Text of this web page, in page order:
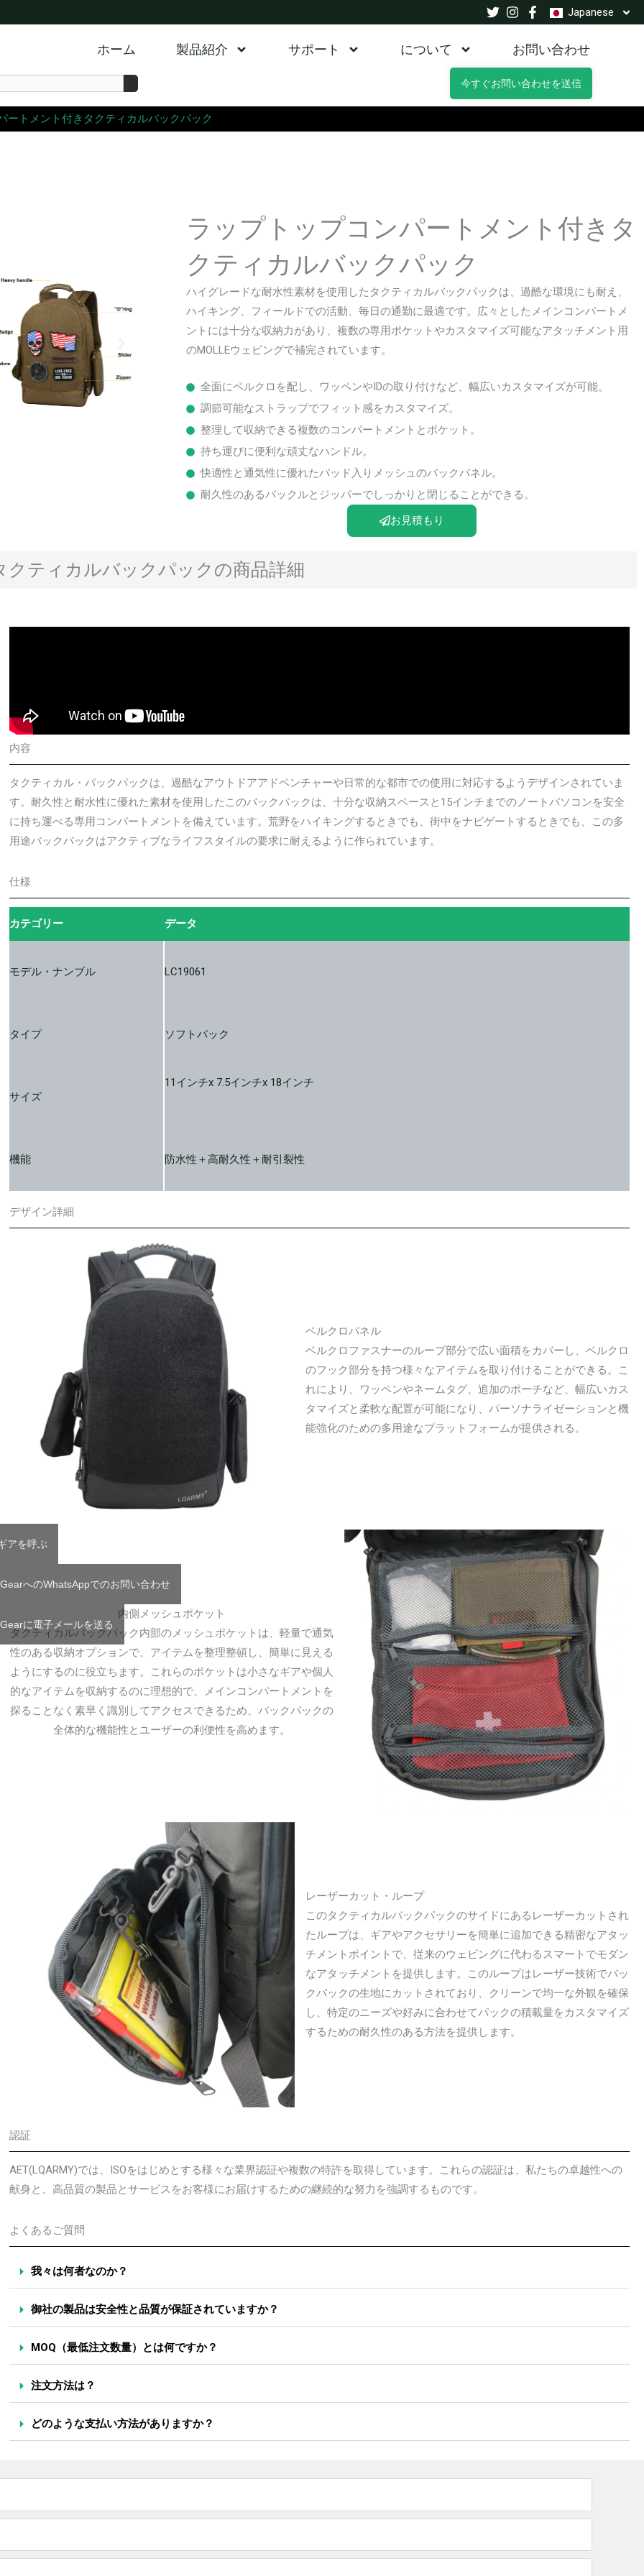
Japanese
ホーム 製品紹介 サポート について お問い合わせ
今すぐお問い合わせを送信
ートメント付きタクティカルバックパック
ラップトップコンパートメント付きタ
クティカルバックパック
ハイグレードな耐水性素材を使用したタクティカルバックパックは、過酷な環境にも耐え、
ハイキング、フィールドでの活動、毎日の通勤に最適です。広々としたメインコンパートメ
ントには十分な収納力があり、複数の専用ポケットやカスタマイズ可能なアタッチメント用
のMOLLEウェビングで補完されています。
全面にベルクロを配し、ワッペンやIDの取り付けなど、幅広いカスタマイズが可能。
調節可能なストラップでフィット感をカスタマイズ。
整理して収納できる複数のコンパートメントとポケット。
持ち運びに便利な頑丈なハンドル。
快適性と通気性に優れたパッド入りメッシュのバックパネル。
耐久性のあるバックルとジッパーでしっかりと閉じることができる。
お見積もり
ティカルバックパックの商品詳細
内容
タクティカル・バックパックは、過酷なアウトドアアドベンチャーや日常的な都市での使用に対応するようデザインされていま
す。耐久性と耐水性に優れた素材を使用したこのバックパックは、十分な収納スペースと15インチまでのノートパソコンを安全
に持ち運べる専用コンパートメントを備えています。荒野をハイキングするときでも、街中をナビゲートするときでも、この多
用途バックパックはアクティブなライフスタイルの要求に耐えるように作られています。
仕様
カテゴリー データ
モデル・ナンブル LC19061
タイプ ソフトバック
サイズ
11インチx 7.5インチx 18インチ
機能 防水性＋高耐久性＋耐引裂性
デザイン詳細
ベルクロパネル
ベルクロファスナーのループ部分で広い面積をカバーし、ベルクロ
のフック部分を持つ様々なアイテムを取り付けることができる。こ
れにより、ワッペンやネームタグ、追加のポーチなど、幅広いカス
タマイズと柔軟な配置が可能になり、パーソナライゼーションと機
能強化のための多用途なプラットフォームが提供される。
内側メッシュポケット
タクティカルバックパック内部のメッシュポケットは、軽量で通気
性のある収納オプションで、アイテムを整理整頓し、簡単に見える
ようにするのに役立ちます。これらのポケットは小さなギアや個人
的なアイテムを収納するのに理想的で、メインコンパートメントを
探ることなく素早く識別してアクセスできるため、バックパックの
全体的な機能性とユーザーの利便性を高めます。
レーザーカット・ループ
このタクティカルバックパックのサイドにあるレーザーカットされ
たループは、ギアやアクセサリーを簡単に追加できる精密なアタッ
チメントポイントで、従来のウェビングに代わるスマートでモダン
なアタッチメントを提供します。このループはレーザー技術でバッ
クパックの生地にカットされており、クリーンで均一な外観を確保
し、特定のニーズや好みに合わせてパックの積載量をカスタマイズ
するための耐久性のある方法を提供します。
認証
AET(LQARMY)では、ISOをはじめとする様々な業界認証や複数の特許を取得しています。これらの認証は、私たちの卓越性への
献身と、高品質の製品とサービスをお客様にお届けするための継続的な努力を強調するものです。
よくあるご質問
我々は何者なのか？
御社の製品は安全性と品質が保証されていますか？
MOQ（最低注文数量）とは何ですか？
注文方法は？
どのような支払い方法がありますか？
アを呼ぶ
へのWhatsAppでのお問い合わせ
に電子メールを送る